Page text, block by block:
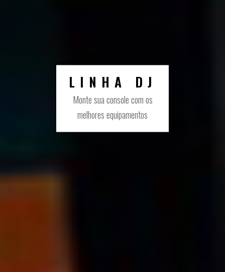
PRODUCER
Tudo o que você precisa para
seu home studio
LINHA DJ
Monte sua console com os
melhores equipamentos